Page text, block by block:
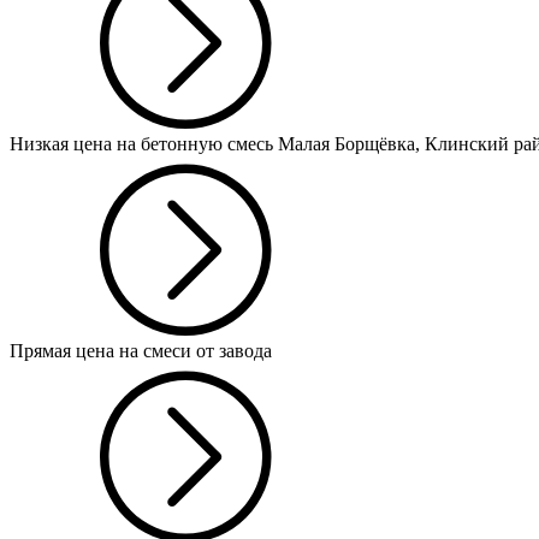
Низкая цена на бетонную смесь Малая Борщёвка, Клинский
Прямая цена на смеси от завода